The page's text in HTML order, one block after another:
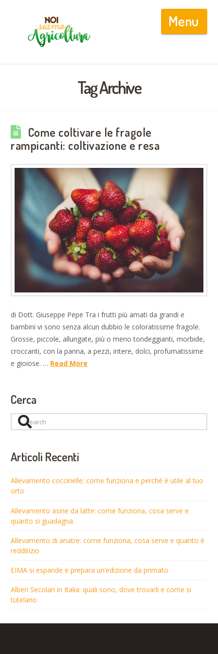
Tag Archive
Come coltivare le fragole
rampicanti: coltivazione e resa
di Dott. Giuseppe Pepe Tra i frutti più amati da grandi e
bambini vi sono senza alcun dubbio le coloratissime fragole.
Grosse, piccole, allungate, più o meno tondeggianti, morbide,
croccanti, con la panna, a pezzi, intere, dolci, profumatissime
e gioiose. … Read More
Cerca
Search
Articoli Recenti
Allevamento coccinelle: come funziona e perché è utile al tuo
orto
Allevamento asine da latte: come funziona, cosa serve e
quanto si guadagna
Allevamento di anatre: come funziona, cosa serve e quanto è
redditizio
EIMA si espande e prepara un’edizione da primato
Alberi Secolari in Italia: quali sono, dove trovarli e come si
tutelano